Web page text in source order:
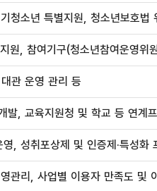
청소년 특별지원, 청소년보호법
원, 참여기구(청소년참여운영위
관 운영 관리 등
발, 교육지원청 및 학교 등 연계
, 성취포상제 및 인증제·특성화
관리, 사업별 이용자 만족도 및